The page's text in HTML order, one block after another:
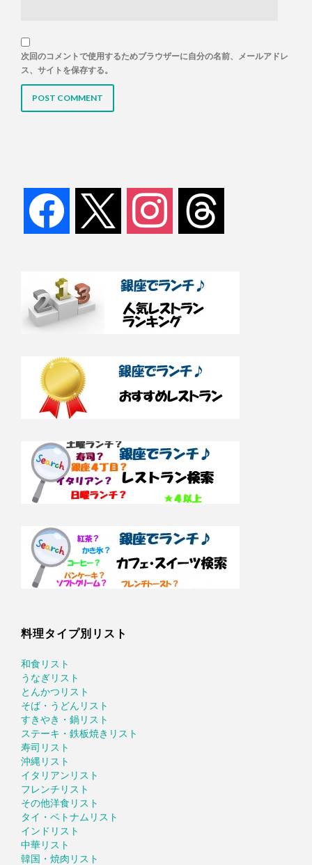
次回のコメントで使用するためブラウザーに自分の名前、メールアドレ
ス、サイトを保存する。
facebook instagram threads
料理タイプ別リスト
和食リスト
うなぎリスト
とんかつリスト
そば・うどんリスト
すきやき・鍋リスト
ステーキ・鉄板焼きリスト
寿司リスト
沖縄リスト
イタリアンリスト
フレンチリスト
その他洋食リスト
タイ・ベトナムリスト
インドリスト
中華リスト
韓国・焼肉リスト